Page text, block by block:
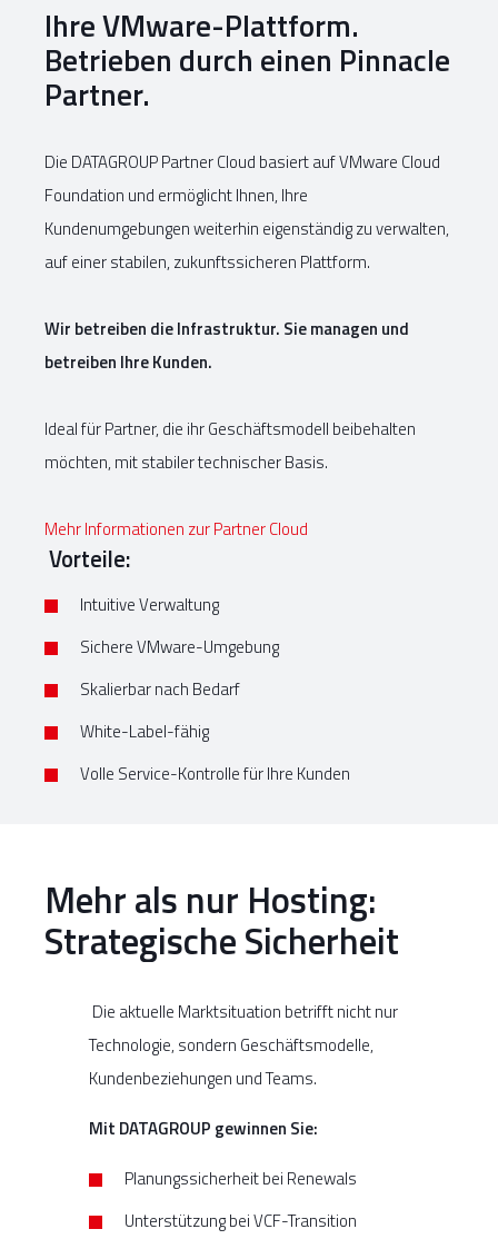
Ihre VMware-Plattform.
Betrieben durch einen Pinnacle
Partner.
Die DATAGROUP Partner Cloud basiert auf VMware Cloud
Foundation und ermöglicht Ihnen, Ihre
Kundenumgebungen weiterhin eigenständig zu verwalten,
auf einer stabilen, zukunftssicheren Plattform.
Wir betreiben die Infrastruktur. Sie managen und
betreiben Ihre Kunden.
Ideal für Partner, die ihr Geschäftsmodell beibehalten
möchten, mit stabiler technischer Basis.
Mehr Informationen zur Partner Cloud
Vorteile:
Intuitive Verwaltung
Sichere VMware-Umgebung
Skalierbar nach Bedarf
White-Label-fähig
Volle Service-Kontrolle für Ihre Kunden
Mehr als nur Hosting:
Strategische Sicherheit
Die aktuelle Marktsituation betrifft nicht nur
Technologie, sondern Geschäftsmodelle,
Kundenbeziehungen und Teams.
Mit DATAGROUP gewinnen Sie:
Planungssicherheit bei Renewals
Unterstützung bei VCF-Transition